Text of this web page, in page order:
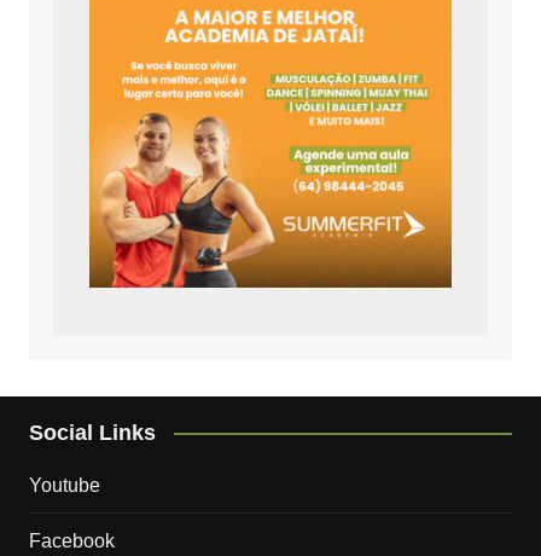
Social Links
Youtube
Facebook